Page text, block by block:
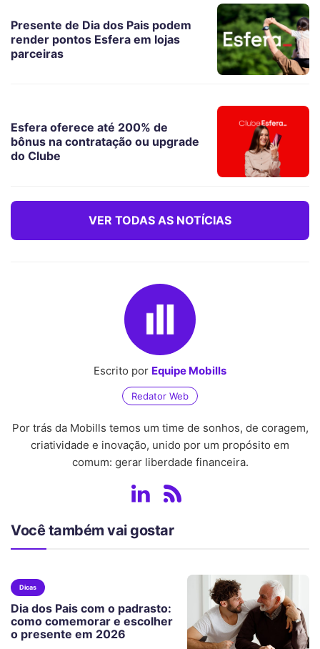
Presente de Dia dos Pais podem
render pontos Esfera em lojas
parceiras
Esfera oferece até 200% de
bônus na contratação ou upgrade
do Clube
VER TODAS AS NOTÍCIAS
Escrito por Equipe Mobills
Redator Web
Por trás da Mobills temos um time de sonhos, de coragem,
criatividade e inovação, unido por um propósito em
comum: gerar liberdade financeira.
Você também vai gostar
Dicas
Dia dos Pais com o padrasto:
como comemorar e escolher
o presente em 2026